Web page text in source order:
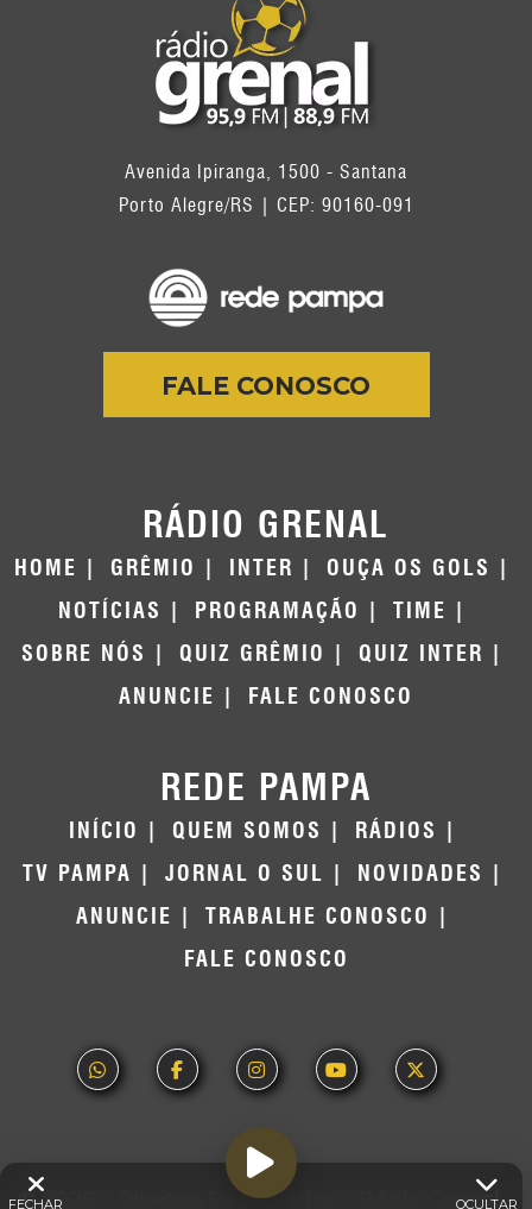
Avenida Ipiranga, 1500 - Santana
Porto Alegre/RS | CEP: 90160-091
FALE CONOSCO
RÁDIO GRENAL
HOME GRÊMIO INTER
OUÇA OS GOLS
NOTÍCIAS
PROGRAMAÇÃO
TIME
SOBRE NÓS
QUIZ GRÊMIO
QUIZ INTER
ANUNCIE
FALE CONOSCO
REDE PAMPA
INÍCIO QUEM SOMOS
RÁDIOS
TV PAMPA
JORNAL O SUL
NOVIDADES
ANUNCIE
TRABALHE CONOSCO
FALE CONOSCO
© 2026 - Direitos Reservados - Rádio Grenal -
OCULTAR
FECHAR